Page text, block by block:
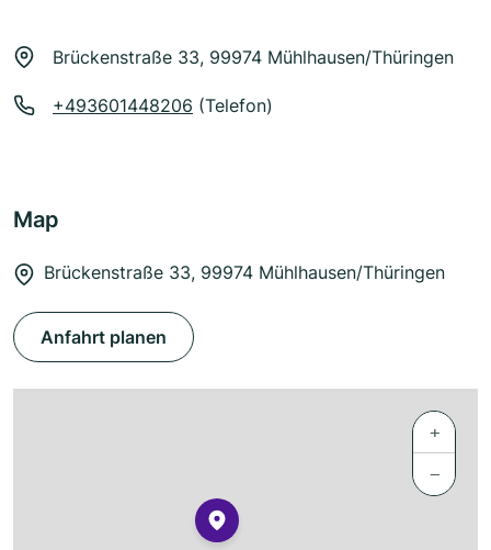
Brückenstraße 33, 99974 Mühlhausen/Thüringen
+493601448206 (Telefon)
Map
Brückenstraße 33, 99974 Mühlhausen/Thüringen
Anfahrt planen
+
−